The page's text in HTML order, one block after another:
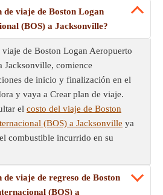
viaje de Boston Logan
(BOS) a Jacksonville?
viaje de Boston Logan Aeropuerto
Jacksonville, comience
de inicio y finalización en el
y vaya a Crear plan de viaje.
el costo del viaje de Boston
(BOS) a Jacksonville ya
combustible incurrido en su
viaje de regreso de Boston
(BOS) a